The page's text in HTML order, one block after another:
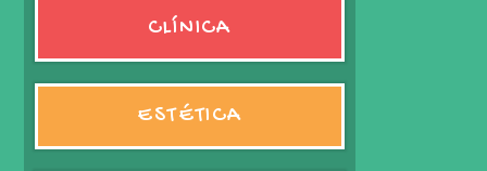
CLÍNICA
ESTÉTICA